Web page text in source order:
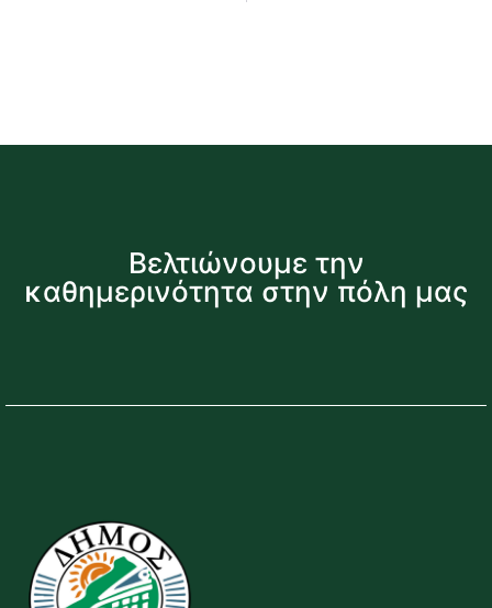
Βελτιώνουμε την
καθημερινότητα στην πόλη μας